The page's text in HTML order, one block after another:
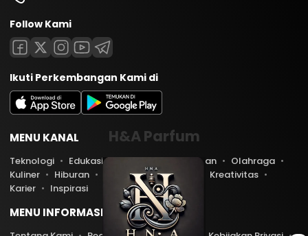
Follow Kami
Ikuti Perkembangan Kami di
MENU KANAL
Teknologi Edukasi Lifestyle Keuangan
Olahraga
Kuliner
Hiburan Travel Kesehatan
Kreativitas
Karier
Inspirasi
MENU INFORMASI
H&A Parfum